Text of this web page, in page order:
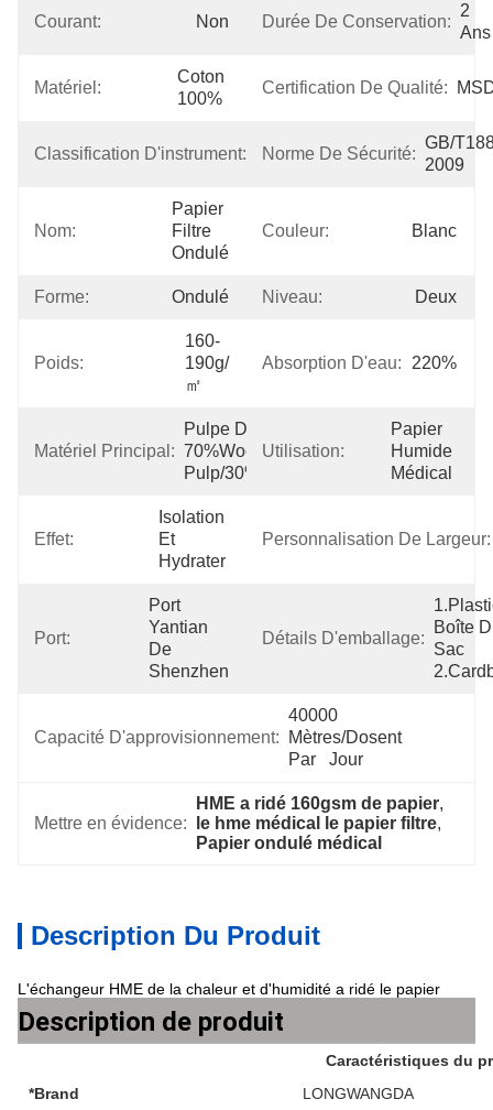
Courant: Non Durée De Conservation:
2
Ans
Matériel:
Coton
100%
Certification De Qualité:
Classification D'instrument:
Classe
Norme De Sécurité:
GB/
2009
Nom:
Papier
Filtre
Ondulé
Couleur: Blanc
Forme: Ondulé Niveau: Deux
Poids:
160-
190g/
㎡
Absorption D'eau: 220%
Matériel Principal:
Pulpe De
70%Wood
Pulp/30%Cotton
Utilisation:
Papier
Humide
Médical
Effet:
Isolation
Et
Hydrater
Personnalisation De Largeur:
Port:
Port
Yantian
De
Shenzhen
Détails D'emballage:
Boîte
Sac
Capacité D'approvisionnement:
40000
Mètres/dosent
Par   Jour
Mettre en évidence:
HME a ridé 160gsm de papier,
le hme médical le papier filtre,
Papier ondulé médical
Description Du Produit
L'échangeur HME de la chaleur et d'humidité a ridé le papier
Description de produit
Caractéristiques du
*Brand
LONGWANGDA